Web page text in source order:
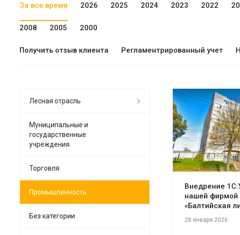
За все время 2026 2025 2024 2023 2022
2008 2005 2000
Получить отзыв клиента Регламентрированный учет
Внедрение
нашей
«Балтийская
28 января 2026
Лесная отрасль
Муниципальные и
государственные
учреждения
Торговля
Промышленность
Без категории